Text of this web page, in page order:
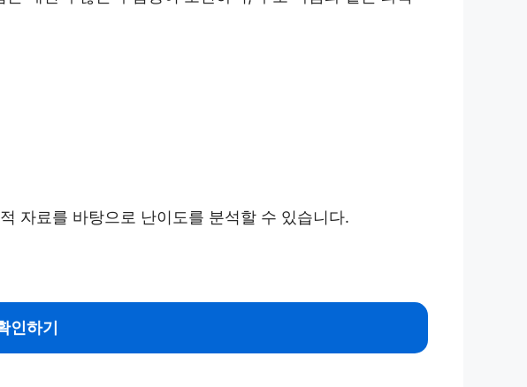
자료를 바탕으로 난이도를 분석할 수 있습니다.
인하기